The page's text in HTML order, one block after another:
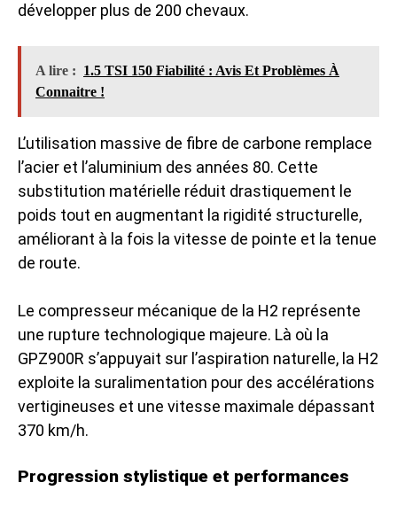
développer plus de 200 chevaux.
A lire : 1.5 TSI 150 Fiabilité : Avis Et Problèmes À
Connaitre !
L’utilisation massive de fibre de carbone remplace
l’acier et l’aluminium des années 80. Cette
substitution matérielle réduit drastiquement le
poids tout en augmentant la rigidité structurelle,
améliorant à la fois la vitesse de pointe et la tenue
de route.
Le compresseur mécanique de la H2 représente
une rupture technologique majeure. Là où la
GPZ900R s’appuyait sur l’aspiration naturelle, la H2
exploite la suralimentation pour des accélérations
vertigineuses et une vitesse maximale dépassant
370 km/h.
Progression stylistique et performances